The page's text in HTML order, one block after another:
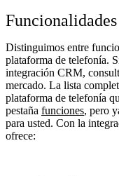
Funcionalidades
Distinguimos entre
plataforma de telefonía.
integración CRM,
mercado. La lista
plataforma de telefonía
pestaña funciones, pero
para usted. Con la
ofrece: